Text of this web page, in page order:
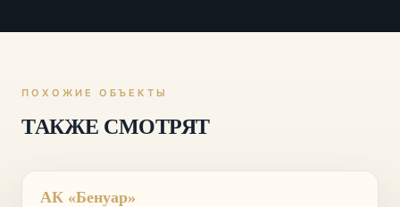
ПОХОЖИЕ ОБЪЕКТЫ
ТАКЖЕ СМОТРЯТ
ФЗ-214, ЭСКРОУ СБЕР
АК «Бенуар»